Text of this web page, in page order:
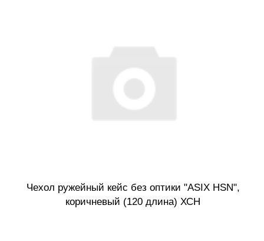
Чехол ружейный кейс без оптики "ASIX HSN",
коричневый (120 длина) ХСН